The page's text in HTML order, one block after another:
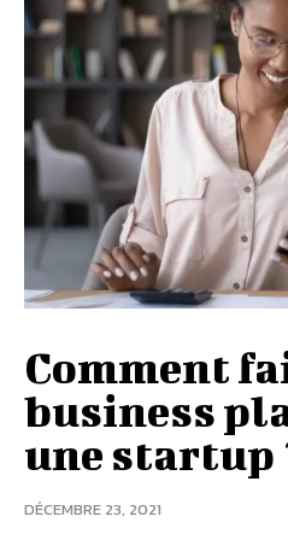
Comment
business
une startup
DÉCEMBRE 23, 2021